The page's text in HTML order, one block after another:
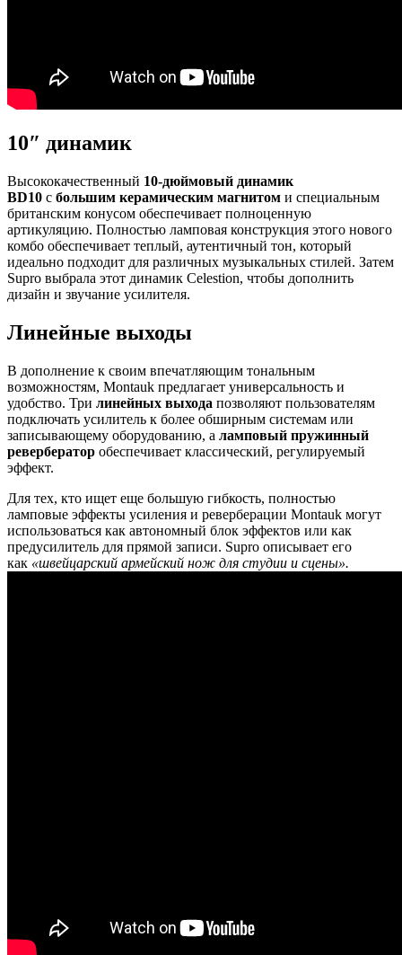
10″ динамик
Высококачественный 10-дюймовый динамик
BD10 с большим керамическим магнитом и специальным
британским конусом обеспечивает полноценную
артикуляцию. Полностью ламповая конструкция этого нового
комбо обеспечивает теплый, аутентичный тон, который
идеально подходит для различных музыкальных стилей. Затем
Supro выбрала этот динамик Celestion, чтобы дополнить
дизайн и звучание усилителя.
Линейные выходы
В дополнение к своим впечатляющим тональным
возможностям, Montauk предлагает универсальность и
удобство. Три линейных выхода позволяют пользователям
подключать усилитель к более обширным системам или
записывающему оборудованию, а ламповый пружинный
ревербератор обеспечивает классический, регулируемый
эффект.
Для тех, кто ищет еще большую гибкость, полностью
ламповые эффекты усиления и реверберации Montauk могут
использоваться как автономный блок эффектов или как
предусилитель для прямой записи. Supro описывает его
как «швейцарский армейский нож для студии и сцены».